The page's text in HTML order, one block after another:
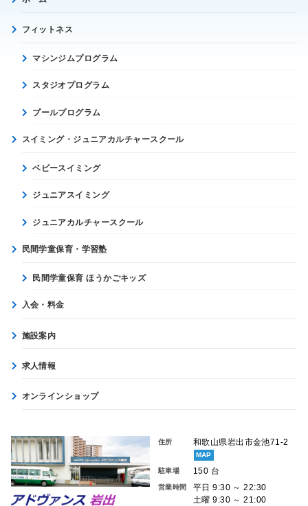
フィットネス
マシンジムプログラム
スタジオプログラム
プールプログラム
スイミング・ジュニアカルチャースクール
ベビースイミング
ジュニアスイミング
ジュニアカルチャースクール
民間学童保育・学習塾
民間学童保育 ほうかごキッズ
入会・料金
施設案内
求人情報
オンラインショップ
住所 和歌山県岩出市金池71-2
MAP
駐車場 150 台
営業時間
平日 9:30 ～ 22:30
土曜 9:30 ～ 21:00